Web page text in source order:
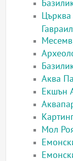
Аква
Екшън
Мол